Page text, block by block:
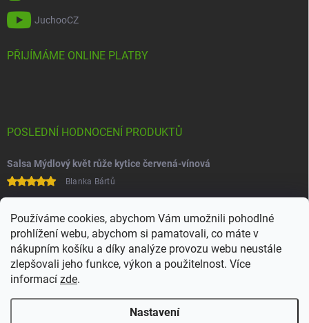
Používáme cookies, abychom Vám umožnili pohodlné
prohlížení webu, abychom si pamatovali, co máte v
nákupním košíku a díky analýze provozu webu neustále
zlepšovali jeho funkce, výkon a použitelnost. Více
informací zde.
Nastavení
JuchooCZ
PŘIJÍMÁME ONLINE PLATBY
POSLEDNÍ HODNOCENÍ PRODUKTŮ
Salsa Mýdlový květ růže kytice červená-vínová
Blanka Bártů